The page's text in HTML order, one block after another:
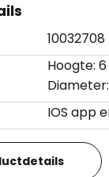
10032708
Hoogte:
IOS app